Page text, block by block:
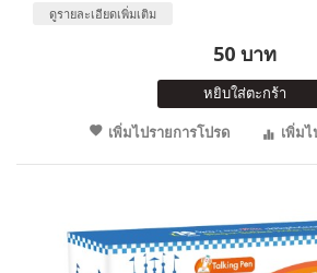
ดูรายละเอียดเพิ่มเติม
50 บาท
หยิบใส่ตะกร้า
เพิ่มไปรายการโปรด
เพิ่มไ